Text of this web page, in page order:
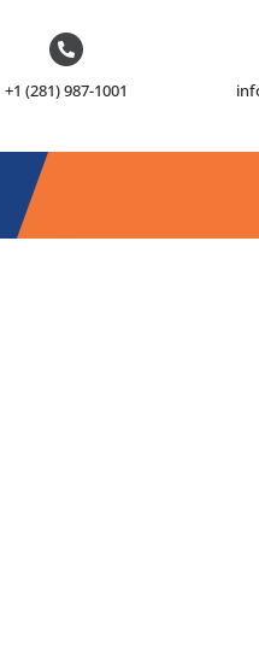
+1 (281) 987-1001